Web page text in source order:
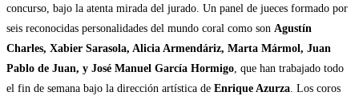
concurso, bajo la atenta mirada del jurado. Un panel de jueces formado por
seis reconocidas personalidades del mundo coral como son Agustín
Charles, Xabier Sarasola, Alicia Armendáriz, Marta Mármol, Juan
Pablo de Juan, y José Manuel García Hormigo , que han trabajado todo
el fin de semana bajo la dirección artística de Enrique Azurza . Los coros